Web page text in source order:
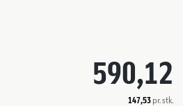
590,12
147,53 pr. stk.